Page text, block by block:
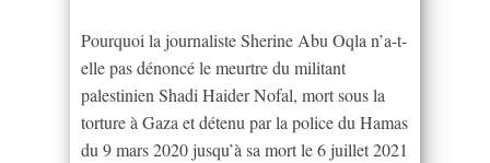
Pourquoi la journaliste Sherine Abu Oqla n’a-t-
elle pas dénoncé le meurtre du militant
palestinien Shadi Haider Nofal, mort sous la
torture à Gaza et détenu par la police du Hamas
du 9 mars 2020 jusqu’à sa mort le 6 juillet 2021